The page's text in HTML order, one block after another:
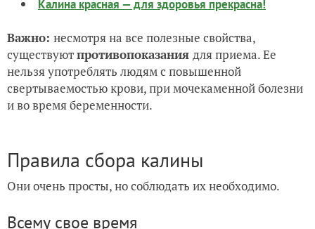
Калина красная — для здоровья прекрасна!
Важно: несмотря на все полезные свойства,
существуютпротивопоказания для приема. Ее
нельзя употреблять людям с повышенной
свертываемостью крови, при мочекаменной болезни
и во время беременности.
Правила сбора калины
Они очень просты, но соблюдать их необходимо.
Всему свое время